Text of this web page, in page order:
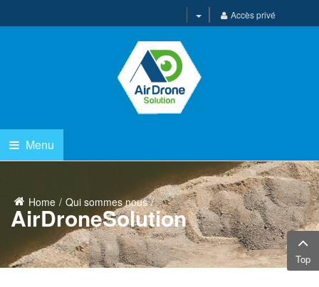
Accès privé
Menu
Home Qui sommes nous
AirDroneSolution
Top